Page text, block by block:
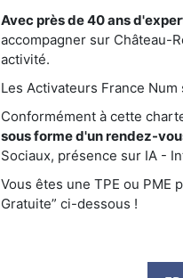
Avec près de 40 ans
accompagner sur Château-
activité.
Les Activateurs France
Conformément à cette
sous forme d'un rendez-
Sociaux, présence sur IA -
Vous êtes une TPE ou PME
Gratuite” ci-dessous !